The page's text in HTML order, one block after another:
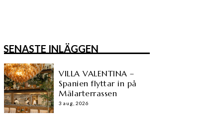
SENASTE INLÄGGEN
VILLA VALENTINA –
Spanien flyttar in på
Mälarterrassen
3 aug, 2026